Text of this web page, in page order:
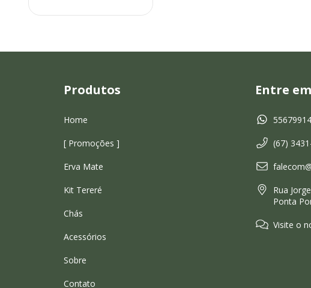
Produtos
Home
[ Promoções ]
Erva Mate
Kit Tereré
Chás
Acessórios
Sobre
Contato
Entre
(67)
Rua
Ponta
Visite o